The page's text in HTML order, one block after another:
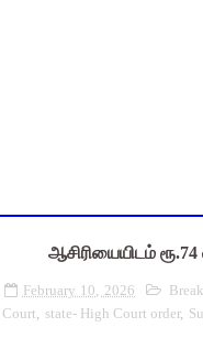
Census 2027:
TET வழக்கு: மதுரை
ஆசிரியையிடம் ரூ.74
February 10, 2026
, state- High Court order,